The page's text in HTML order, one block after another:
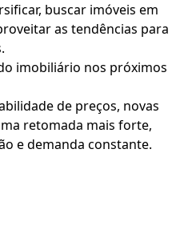
buscar imóveis em
as tendências para
imobiliário nos próximos
de preços, novas
retomada mais forte,
e demanda constante.